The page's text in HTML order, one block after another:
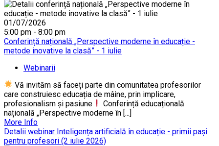
01/07/2026
5:00 pm - 8:00 pm
Conferință națională „Perspective moderne în educație -
metode inovative la clasă” - 1 iulie
Webinarii
Vă invităm să faceți parte din comunitatea profesorilor
care construiesc educația de mâine, prin implicare,
profesionalism și pasiune
Conferință educațională
națională „Perspective moderne în [...]
More Info
Detalii webinar Inteligența artificială în educație - primii pași
pentru profesori (2 iulie 2026)